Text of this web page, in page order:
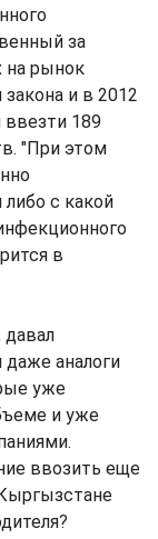
за
на рынок
и в 2012
ввезти 189
"При этом
с какой
в
давал
аналоги
уже
и уже
ввозить еще